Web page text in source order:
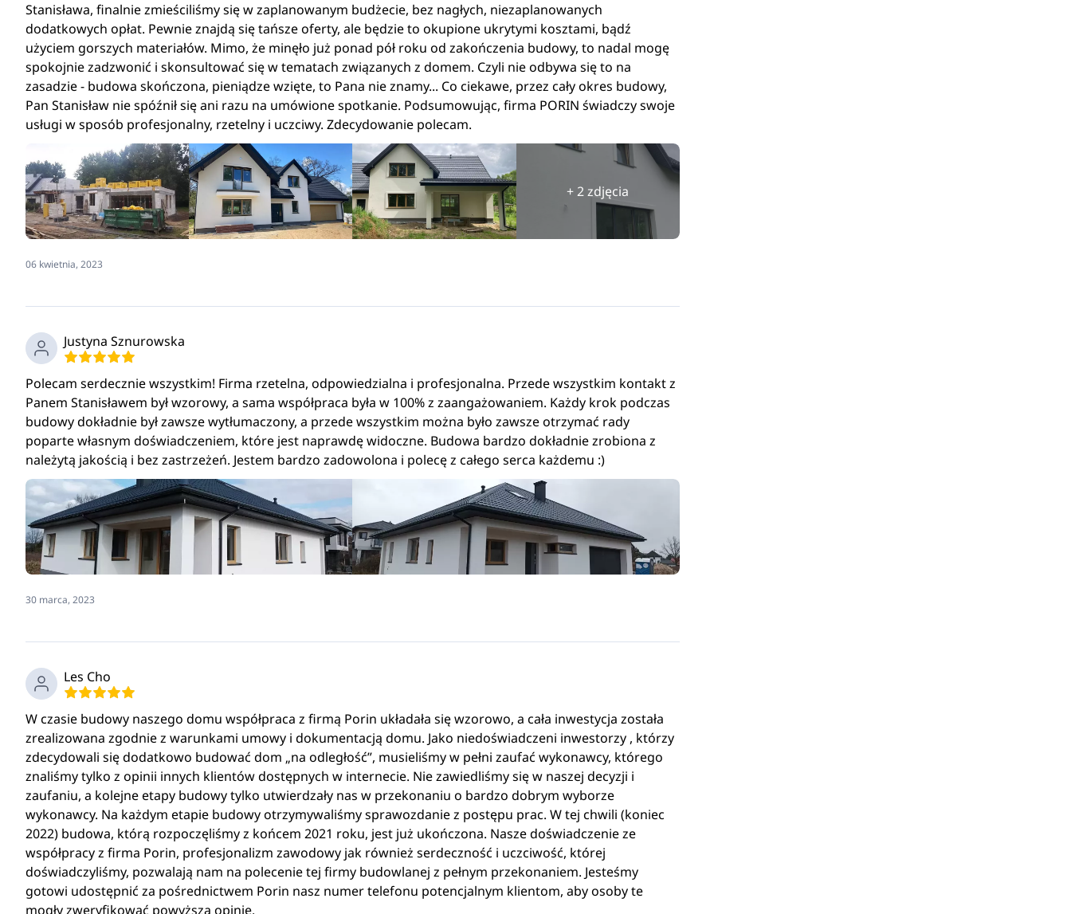
Stanisława, finalnie zmieściliśmy się w zaplanowanym budżecie, bez nagłych, niezaplanowanych
dodatkowych opłat. Pewnie znajdą się tańsze oferty, ale będzie to okupione ukrytymi kosztami, bądź
użyciem gorszych materiałów. Mimo, że minęło już ponad pół roku od zakończenia budowy, to nadal mogę
spokojnie zadzwonić i skonsultować się w tematach związanych z domem. Czyli nie odbywa się to na
zasadzie - budowa skończona, pieniądze wzięte, to Pana nie znamy... Co ciekawe, przez cały okres budowy,
Pan Stanisław nie spóźnił się ani razu na umówione spotkanie. Podsumowując, firma PORIN świadczy swoje
usługi w sposób profesjonalny, rzetelny i uczciwy. Zdecydowanie polecam.
+ 2 zdjęcia
06 kwietnia, 2023
Justyna Sznurowska
Polecam serdecznie wszystkim! Firma rzetelna, odpowiedzialna i profesjonalna. Przede wszystkim kontakt z
Panem Stanisławem był wzorowy, a sama współpraca była w 100% z zaangażowaniem. Każdy krok podczas
budowy dokładnie był zawsze wytłumaczony, a przede wszystkim można było zawsze otrzymać rady
poparte własnym doświadczeniem, które jest naprawdę widoczne. Budowa bardzo dokładnie zrobiona z
należytą jakością i bez zastrzeżeń. Jestem bardzo zadowolona i polecę z całego serca każdemu :)
30 marca, 2023
Les Cho
W czasie budowy naszego domu współpraca z firmą Porin układała się wzorowo, a cała inwestycja została
zrealizowana zgodnie z warunkami umowy i dokumentacją domu. Jako niedoświadczeni inwestorzy , którzy
zdecydowali się dodatkowo budować dom „na odległość”, musieliśmy w pełni zaufać wykonawcy, którego
znaliśmy tylko z opinii innych klientów dostępnych w internecie. Nie zawiedliśmy się w naszej decyzji i
zaufaniu, a kolejne etapy budowy tylko utwierdzały nas w przekonaniu o bardzo dobrym wyborze
wykonawcy. Na każdym etapie budowy otrzymywaliśmy sprawozdanie z postępu prac. W tej chwili (koniec
2022) budowa, którą rozpoczęliśmy z końcem 2021 roku, jest już ukończona. Nasze doświadczenie ze
współpracy z firma Porin, profesjonalizm zawodowy jak również serdeczność i uczciwość, której
doświadczyliśmy, pozwalają nam na polecenie tej firmy budowlanej z pełnym przekonaniem. Jesteśmy
gotowi udostępnić za pośrednictwem Porin nasz numer telefonu potencjalnym klientom, aby osoby te
mogły zweryfikować powyższą opinię.